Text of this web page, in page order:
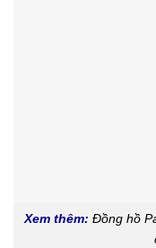
Xem thêm: Đồng hồ